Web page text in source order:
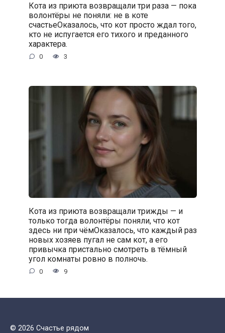
Кота из приюта возвращали три раза — пока
волонтёры не поняли: не в коте
счастьеОказалось, что кот просто ждал того,
кто не испугается его тихого и преданного
характера.
0 3
Кота из приюта возвращали трижды — и
только тогда волонтёры поняли, что кот
здесь ни при чёмОказалось, что каждый раз
новых хозяев пугал не сам кот, а его
привычка пристально смотреть в тёмный
угол комнаты ровно в полночь.
0 9
© 2026 Счастье рядом